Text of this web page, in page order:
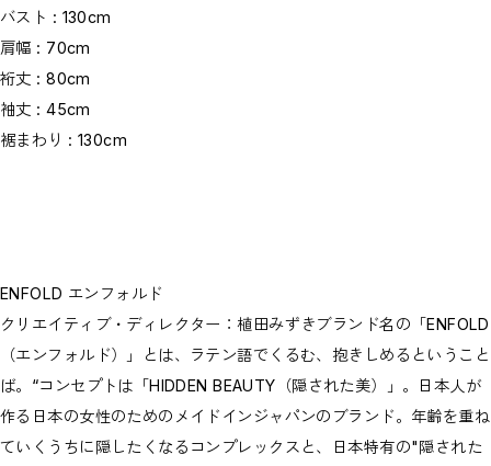
バスト : 130cm
肩幅 : 70cm
裄丈 : 80cm
袖丈 : 45cm
裾まわり : 130cm
ENFOLD エンフォルド
クリエイティブ・ディレクター：植田みずきブランド名の「ENFOLD
（エンフォルド）」とは、ラテン語でくるむ、抱きしめるということ
ば。“コンセプトは「HIDDEN BEAUTY（隠された美）」。日本人が
作る日本の女性のためのメイドインジャパンのブランド。年齢を重ね
ていくうちに隠したくなるコンプレックスと、日本特有の"隠された